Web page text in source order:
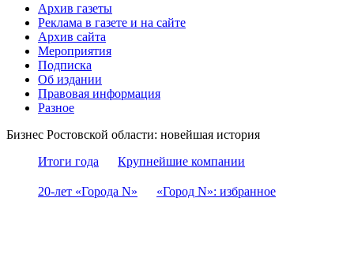
Архив газеты
Реклама в газете и на сайте
Архив сайта
Мероприятия
Подписка
Об издании
Правовая информация
Разное
Бизнес Ростовской области: новейшая история
Итоги года
Крупнейшие компании
20-лет «Города N» «Город N»: избранное